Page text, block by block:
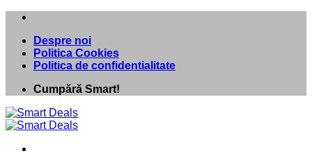
Skip
contentDespre noi
Politica Cookies
Politica de confidentialitate
Cumpără Smart!